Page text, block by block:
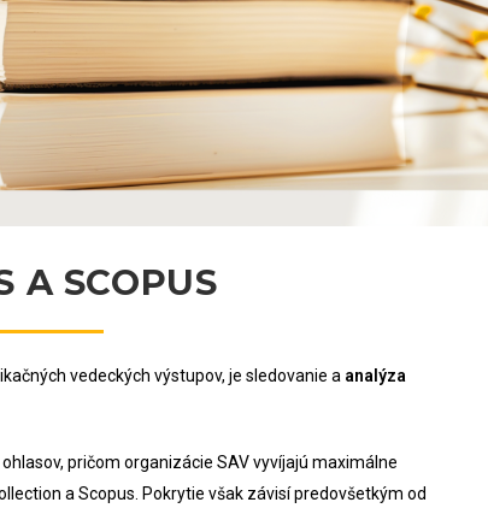
A SCOPUS
vedeckých výstupov, je sledovanie a analýza
pričom organizácie SAV vyvíjajú maximálne
a Scopus. Pokrytie však závisí predovšetkým od